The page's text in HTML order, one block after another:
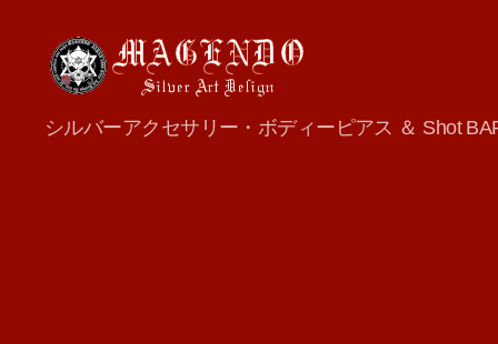
MAGENDO
JAPAN
シルバーアクセサリー・ボディーピアス ＆ Shot